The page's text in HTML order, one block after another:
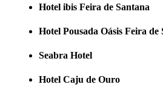
Hotel ibis Feira de Santana
Hotel Pousada Oásis Feira de
Seabra Hotel
Hotel Caju de Ouro